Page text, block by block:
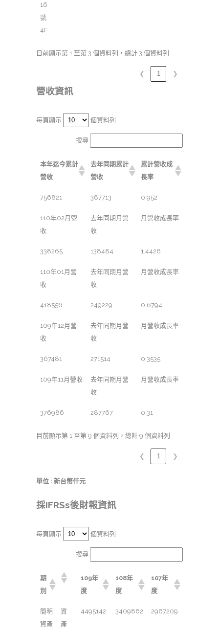
16
號
4F
目前顯示第 1 至第 3 個資料列，總計 3 個資料列
❮ 1 ❯
營收資訊
每頁顯示 個資料列
搜尋:
本年迄今累計
營收
去年同期累計
營收
累計營收成
長率
756821 387713 0.952
110年02月營
收
去年同期月營
收
月營收成長率
338265 138484 1.4426
110年01月營
收
去年同期月營
收
月營收成長率
418556 249229 0.6794
109年12月營
收
去年同期月營
收
月營收成長率
367481 271514 0.3535
109年11月營收
去年同期月營
收
月營收成長率
376986 287767 0.31
目前顯示第 1 至第 9 個資料列，總計 9 個資料列
❮ 1 ❯
單位 : 新台幣仟元
採IFRSs後財報資訊
每頁顯示 個資料列
搜尋:
期
別
109年
度
108年
度
107年
度
簡明
資產
資
產
4495142 3409862 2967209